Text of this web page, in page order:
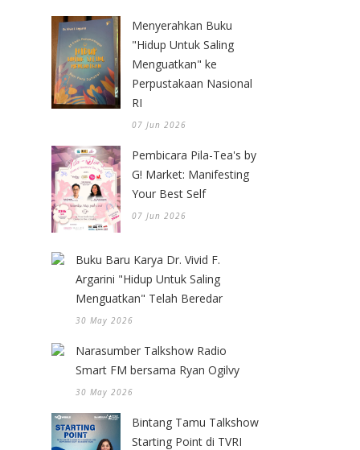
Menyerahkan Buku
"Hidup Untuk Saling
Menguatkan" ke
Perpustakaan Nasional
RI
07 Jun 2026
Pembicara Pila-Tea's by
G! Market: Manifesting
Your Best Self
07 Jun 2026
Buku Baru Karya Dr. Vivid F.
Argarini "Hidup Untuk Saling
Menguatkan" Telah Beredar
30 May 2026
Narasumber Talkshow Radio
Smart FM bersama Ryan Ogilvy
30 May 2026
Bintang Tamu Talkshow
Starting Point di TVRI